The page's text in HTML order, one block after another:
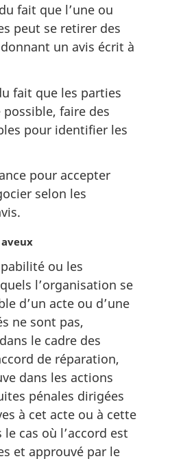
fait que l’une ou
peut se retirer des
un avis écrit à
fait que les parties
faire des
pour identifier les
pour accepter
selon les
ou les
l’organisation se
d’un acte ou d’une
ne sont pas,
le cadre des
de réparation,
dans les actions
pénales dirigées
à cet acte ou à cette
cas où l’accord est
et approuvé par le